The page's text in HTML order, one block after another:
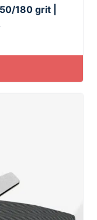
180 grit |